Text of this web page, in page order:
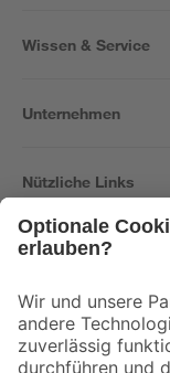
Wissen & Service
Unternehmen
Nützliche Links
Der toom Newsletter:
Zur Newsletter